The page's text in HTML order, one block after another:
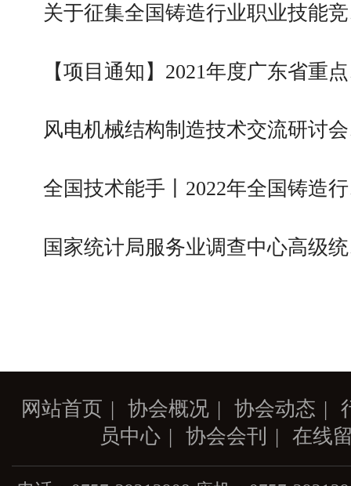
关于征集全国铸造行业职业技能
【项目通知】2021年度广东省重
风电机械结构制造技术交流研讨
全国技术能手丨2022年全国铸造
国家统计局服务业调查中心高级
网站首页 | 协会概况 | 协会动态 |
员中心 | 协会会刊 | 在线